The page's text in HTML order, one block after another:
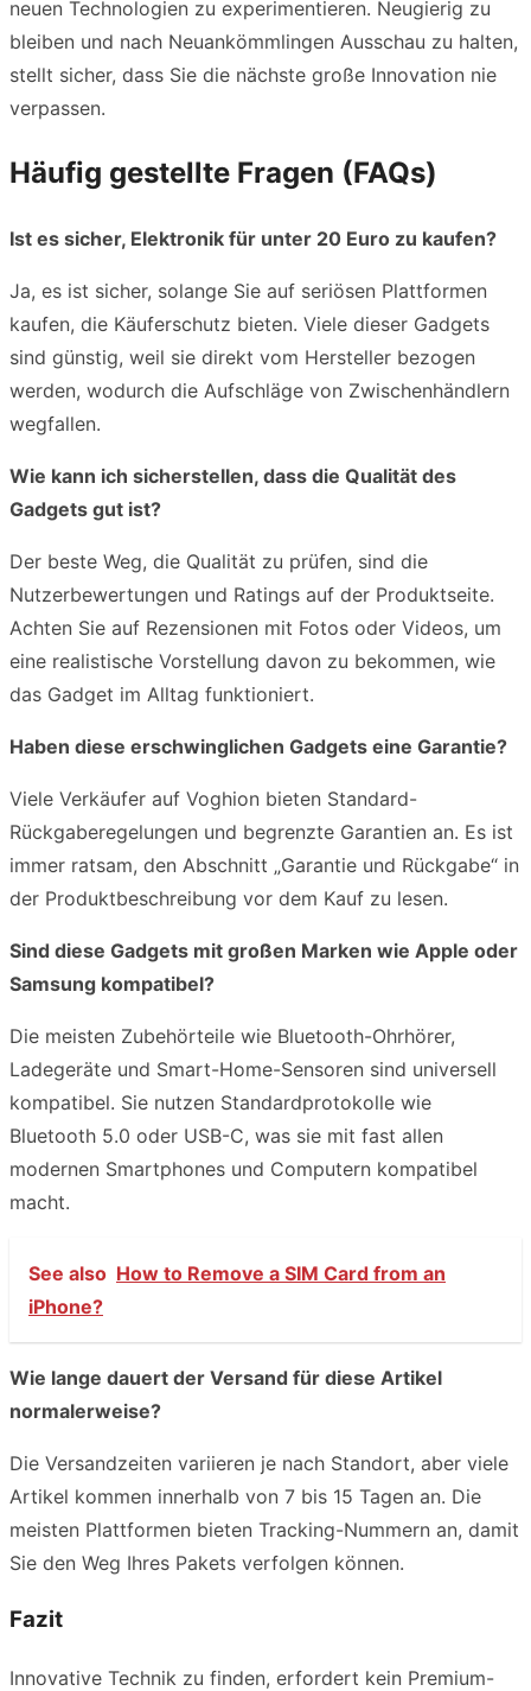
neuen Technologien zu experimentieren. Neugierig zu
bleiben und nach Neuankömmlingen Ausschau zu halten,
stellt sicher, dass Sie die nächste große Innovation nie
verpassen.
Häufig gestellte Fragen (FAQs)
Ist es sicher, Elektronik für unter 20 Euro zu kaufen?
Ja, es ist sicher, solange Sie auf seriösen Plattformen
kaufen, die Käuferschutz bieten. Viele dieser Gadgets
sind günstig, weil sie direkt vom Hersteller bezogen
werden, wodurch die Aufschläge von Zwischenhändlern
wegfallen.
Wie kann ich sicherstellen, dass die Qualität des
Gadgets gut ist?
Der beste Weg, die Qualität zu prüfen, sind die
Nutzerbewertungen und Ratings auf der Produktseite.
Achten Sie auf Rezensionen mit Fotos oder Videos, um
eine realistische Vorstellung davon zu bekommen, wie
das Gadget im Alltag funktioniert.
Haben diese erschwinglichen Gadgets eine Garantie?
Viele Verkäufer auf Voghion bieten Standard-
Rückgaberegelungen und begrenzte Garantien an. Es ist
immer ratsam, den Abschnitt „Garantie und Rückgabe“ in
der Produktbeschreibung vor dem Kauf zu lesen.
Sind diese Gadgets mit großen Marken wie Apple oder
Samsung kompatibel?
Die meisten Zubehörteile wie Bluetooth-Ohrhörer,
Ladegeräte und Smart-Home-Sensoren sind universell
kompatibel. Sie nutzen Standardprotokolle wie
Bluetooth 5.0 oder USB-C, was sie mit fast allen
modernen Smartphones und Computern kompatibel
macht.
See also How to Remove a SIM Card from an
iPhone?
Wie lange dauert der Versand für diese Artikel
normalerweise?
Die Versandzeiten variieren je nach Standort, aber viele
Artikel kommen innerhalb von 7 bis 15 Tagen an. Die
meisten Plattformen bieten Tracking-Nummern an, damit
Sie den Weg Ihres Pakets verfolgen können.
Fazit
Innovative Technik zu finden, erfordert kein Premium-